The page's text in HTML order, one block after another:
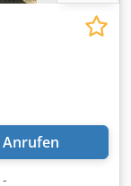
Anrufen